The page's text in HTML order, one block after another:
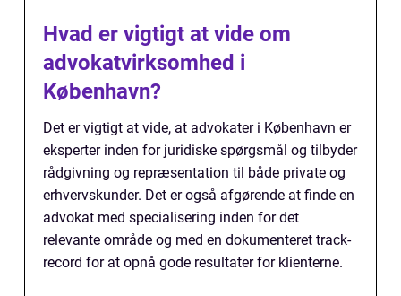
Hvad er vigtigt at vide om
advokatvirksomhed i
København?
Det er vigtigt at vide, at advokater i København er
eksperter inden for juridiske spørgsmål og tilbyder
rådgivning og repræsentation til både private og
erhvervskunder. Det er også afgørende at finde en
advokat med specialisering inden for det
relevante område og med en dokumenteret track-
record for at opnå gode resultater for klienterne.